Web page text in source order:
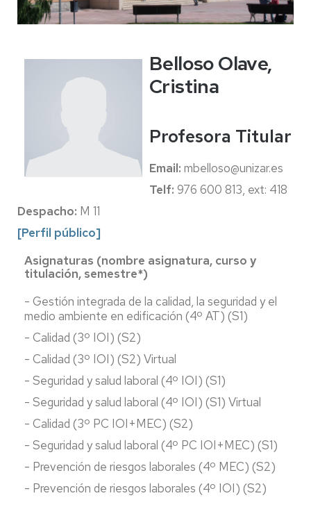
Belloso Olave,
Cristina
Profesora Titular
Email: mbelloso@unizar.es
Telf: 976 600 813, ext: 418
Despacho: M 11
[Perfil público]
Asignaturas (nombre asignatura, curso y
titulación, semestre*)
- Gestión integrada de la calidad, la seguridad y el
medio ambiente en edificación (4º AT) (S1)
- Calidad (3º IOI) (S2)
- Calidad (3º IOI) (S2) Virtual
- Seguridad y salud laboral (4º IOI) (S1)
- Seguridad y salud laboral (4º IOI) (S1) Virtual
- Calidad (3º PC IOI+MEC) (S2)
- Seguridad y salud laboral (4º PC IOI+MEC) (S1)
- Prevención de riesgos laborales (4º MEC) (S2)
- Prevención de riesgos laborales (4º IOI) (S2)